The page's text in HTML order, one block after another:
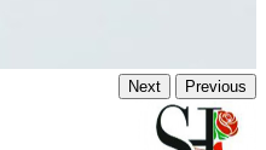
Previous
Next